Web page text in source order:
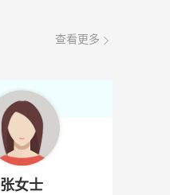
08-06
08-06
08-06
查看更多
张女士